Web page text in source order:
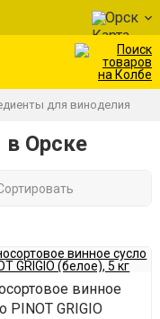
Орск
для виноделия
Орске
винное
PINOT GRIGIO